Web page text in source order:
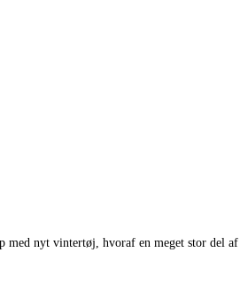
nyt vintertøj, hvoraf en meget stor